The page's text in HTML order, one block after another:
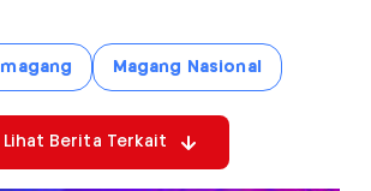
magang Magang Nasional
Lihat Berita Terkait